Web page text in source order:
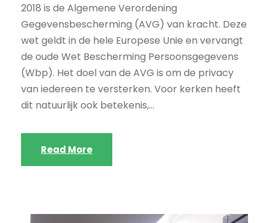
2018 is de Algemene Verordening
Gegevensbescherming (AVG) van kracht. Deze
wet geldt in de hele Europese Unie en vervangt
de oude Wet Bescherming Persoonsgegevens
(Wbp). Het doel van de AVG is om de privacy
van iedereen te versterken. Voor kerken heeft
dit natuurlijk ook betekenis,...
Read More